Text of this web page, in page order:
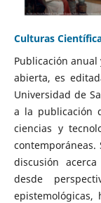
Culturas
Publicación
abierta, es
Universidad de
a la publicación
ciencias y
discusión
desde
epistemológicas,